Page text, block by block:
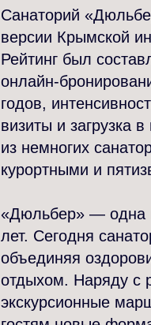
Санаторий
версии Крымской
Рейтинг был
онлайн-
годов,
визиты и загрузка
из немногих
курортными и
«Дюльбер» — одна
лет. Сегодня
объединяя
отдыхом. Наряду с
экскурсионные